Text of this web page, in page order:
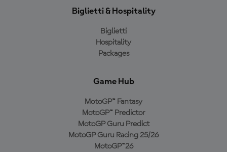
Biglietti & Hospitality
Biglietti
Hospitality
Packages
Game Hub
MotoGP™ Fantasy
MotoGP™ Predictor
MotoGP Guru Predict
MotoGP Guru Racing 25/26
MotoGP™26